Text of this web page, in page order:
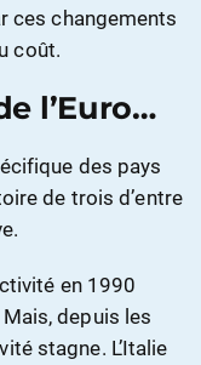
ces changements
coût.
l’Euro…
des pays
de trois d’entre
en 1990
depuis les
stagne. L’Italie